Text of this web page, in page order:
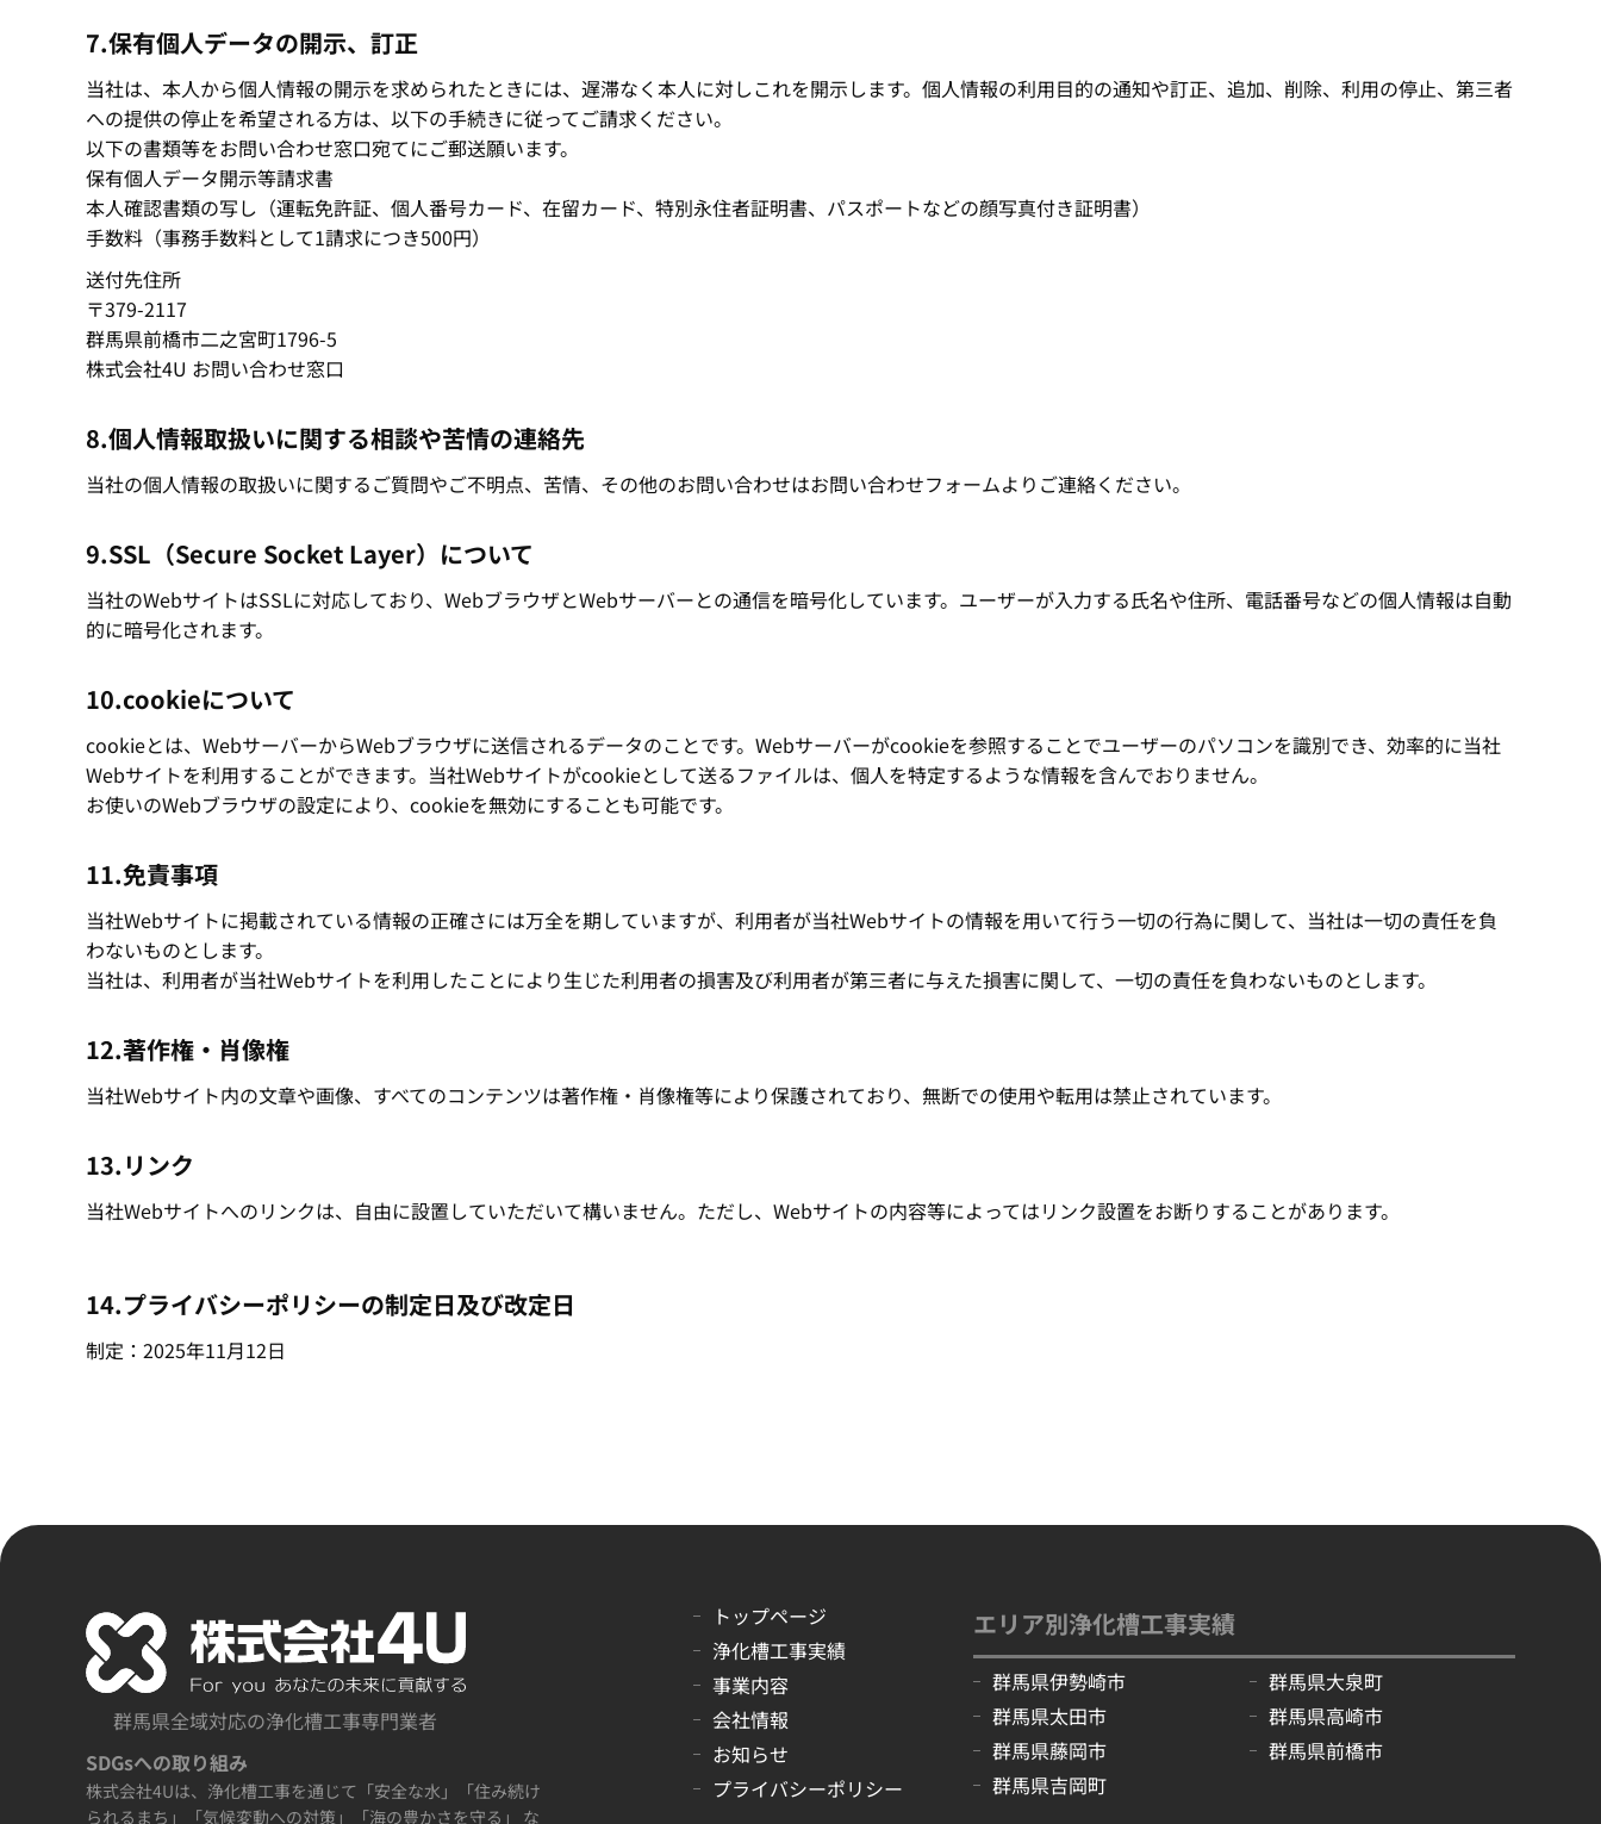
7.保有個人データの開示、訂正
当社は、本人から個人情報の開示を求められたときには、遅滞なく本人に対しこれを開示します。個人情報の利用目的の通知や訂正、追加、削除、利用の停止、第三者
への提供の停止を希望される方は、以下の手続きに従ってご請求ください。
以下の書類等をお問い合わせ窓口宛てにご郵送願います。
保有個人データ開示等請求書
本人確認書類の写し（運転免許証、個人番号カード、在留カード、特別永住者証明書、パスポートなどの顔写真付き証明書）
手数料（事務手数料として1請求につき500円）
送付先住所
〒379-2117
群馬県前橋市二之宮町1796-5
株式会社4U お問い合わせ窓口
8.個人情報取扱いに関する相談や苦情の連絡先
当社の個人情報の取扱いに関するご質問やご不明点、苦情、その他のお問い合わせはお問い合わせフォームよりご連絡ください。
9.SSL（Secure Socket Layer）について
当社のWebサイトはSSLに対応しており、WebブラウザとWebサーバーとの通信を暗号化しています。ユーザーが入力する氏名や住所、電話番号などの個人情報は自動
的に暗号化されます。
10.cookieについて
cookieとは、WebサーバーからWebブラウザに送信されるデータのことです。Webサーバーがcookieを参照することでユーザーのパソコンを識別でき、効率的に当社
Webサイトを利用することができます。当社Webサイトがcookieとして送るファイルは、個人を特定するような情報を含んでおりません。
お使いのWebブラウザの設定により、cookieを無効にすることも可能です。
11.免責事項
当社Webサイトに掲載されている情報の正確さには万全を期していますが、利用者が当社Webサイトの情報を用いて行う一切の行為に関して、当社は一切の責任を負
わないものとします。
当社は、利用者が当社Webサイトを利用したことにより生じた利用者の損害及び利用者が第三者に与えた損害に関して、一切の責任を負わないものとします。
12.著作権・肖像権
当社Webサイト内の文章や画像、すべてのコンテンツは著作権・肖像権等により保護されており、無断での使用や転用は禁止されています。
13.リンク
当社Webサイトへのリンクは、自由に設置していただいて構いません。ただし、Webサイトの内容等によってはリンク設置をお断りすることがあります。
14.プライバシーポリシーの制定日及び改定日
制定：2025年11月12日
群馬県全域対応の浄化槽工事専門業者
SDGsへの取り組み
株式会社4Uは、浄化槽工事を通じて「安全な水」「住み続け
られるまち」「気候変動への対策」「海の豊かさを守る」 な
トップページ
浄化槽工事実績
事業内容
会社情報
お知らせ
プライバシーポリシー
エリア別浄化槽工事実績
群馬県伊勢崎市
群馬県大泉町
群馬県太田市
群馬県高崎市
群馬県藤岡市
群馬県前橋市
群馬県吉岡町